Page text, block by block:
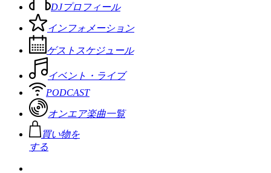
DJプロフィール
インフォメーション
ゲストスケジュール
イベント・ライブ
PODCAST
オンエア楽曲一覧
買い物を
する